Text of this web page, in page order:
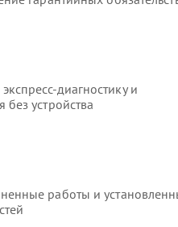
диагностику и
устройства
работы и